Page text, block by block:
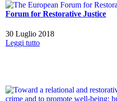
Forum for Restorative Justice
30 Luglio 2018
Leggi tutto